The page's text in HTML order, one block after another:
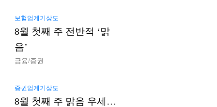
보험업계기상도
8월 첫째 주 전반적 ‘맑
음’
금융/증권
증권업계기상도
8월 첫째 주 맑음 우세…